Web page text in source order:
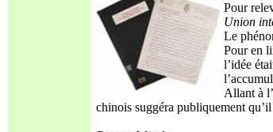
Pour
Union
Le
Pour en
l’idée
Allant à
chinois suggéra publiquement